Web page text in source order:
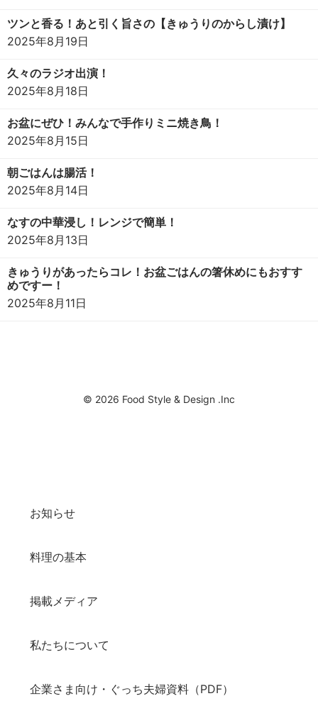
ツンと香る！あと引く旨さの【きゅうりのからし漬け】
2025年8月19日
久々のラジオ出演！
2025年8月18日
お盆にぜひ！みんなで手作りミニ焼き鳥！
2025年8月15日
朝ごはんは腸活！
2025年8月14日
なすの中華浸し！レンジで簡単！
2025年8月13日
きゅうりがあったらコレ！お盆ごはんの箸休めにもおすす
めですー！
2025年8月11日
© 2026 Food Style & Design .Inc
お知らせ
料理の基本
掲載メディア
私たちについて
企業さま向け・ぐっち夫婦資料（PDF）